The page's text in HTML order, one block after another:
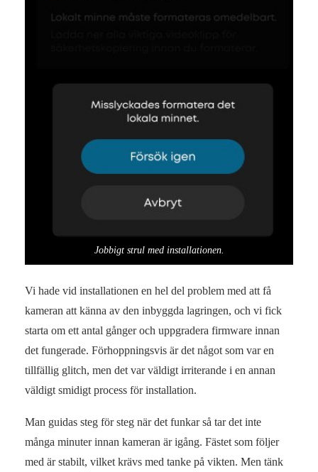
Jobbigt strul med installationen.
Vi hade vid installationen en hel del problem med att få
kameran att känna av den inbyggda lagringen, och vi fick
starta om ett antal gånger och uppgradera firmware innan
det fungerade. Förhoppningsvis är det något som var en
tillfällig glitch, men det var väldigt irriterande i en annan
väldigt smidigt process för installation.
Man guidas steg för steg när det funkar så tar det inte
många minuter innan kameran är igång. Fästet som följer
med är stabilt, vilket krävs med tanke på vikten. Men tänk